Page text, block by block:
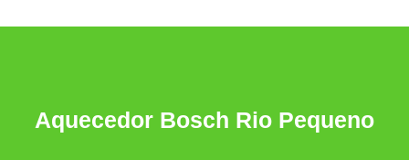
Aquecedor Bosch Rio Pequeno